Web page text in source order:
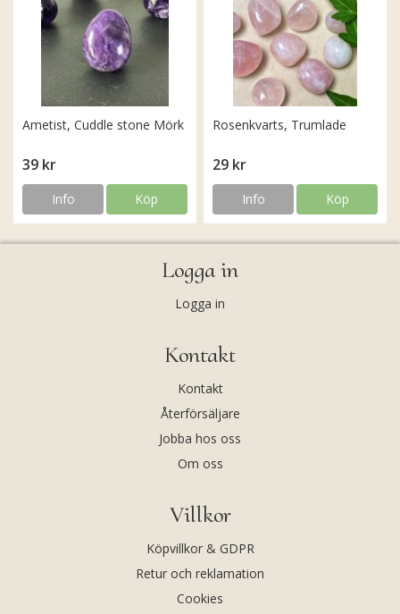
Ametist, Cuddle stone Mörk
39 kr
Info Köp
Rosenkvarts, Trumlade
29 kr
Info Köp
Logga in
Logga in
Kontakt
Kontakt
Återförsäljare
Jobba hos oss
Om oss
Villkor
Köpvillkor & GDPR
Retur och reklamation
Cookies